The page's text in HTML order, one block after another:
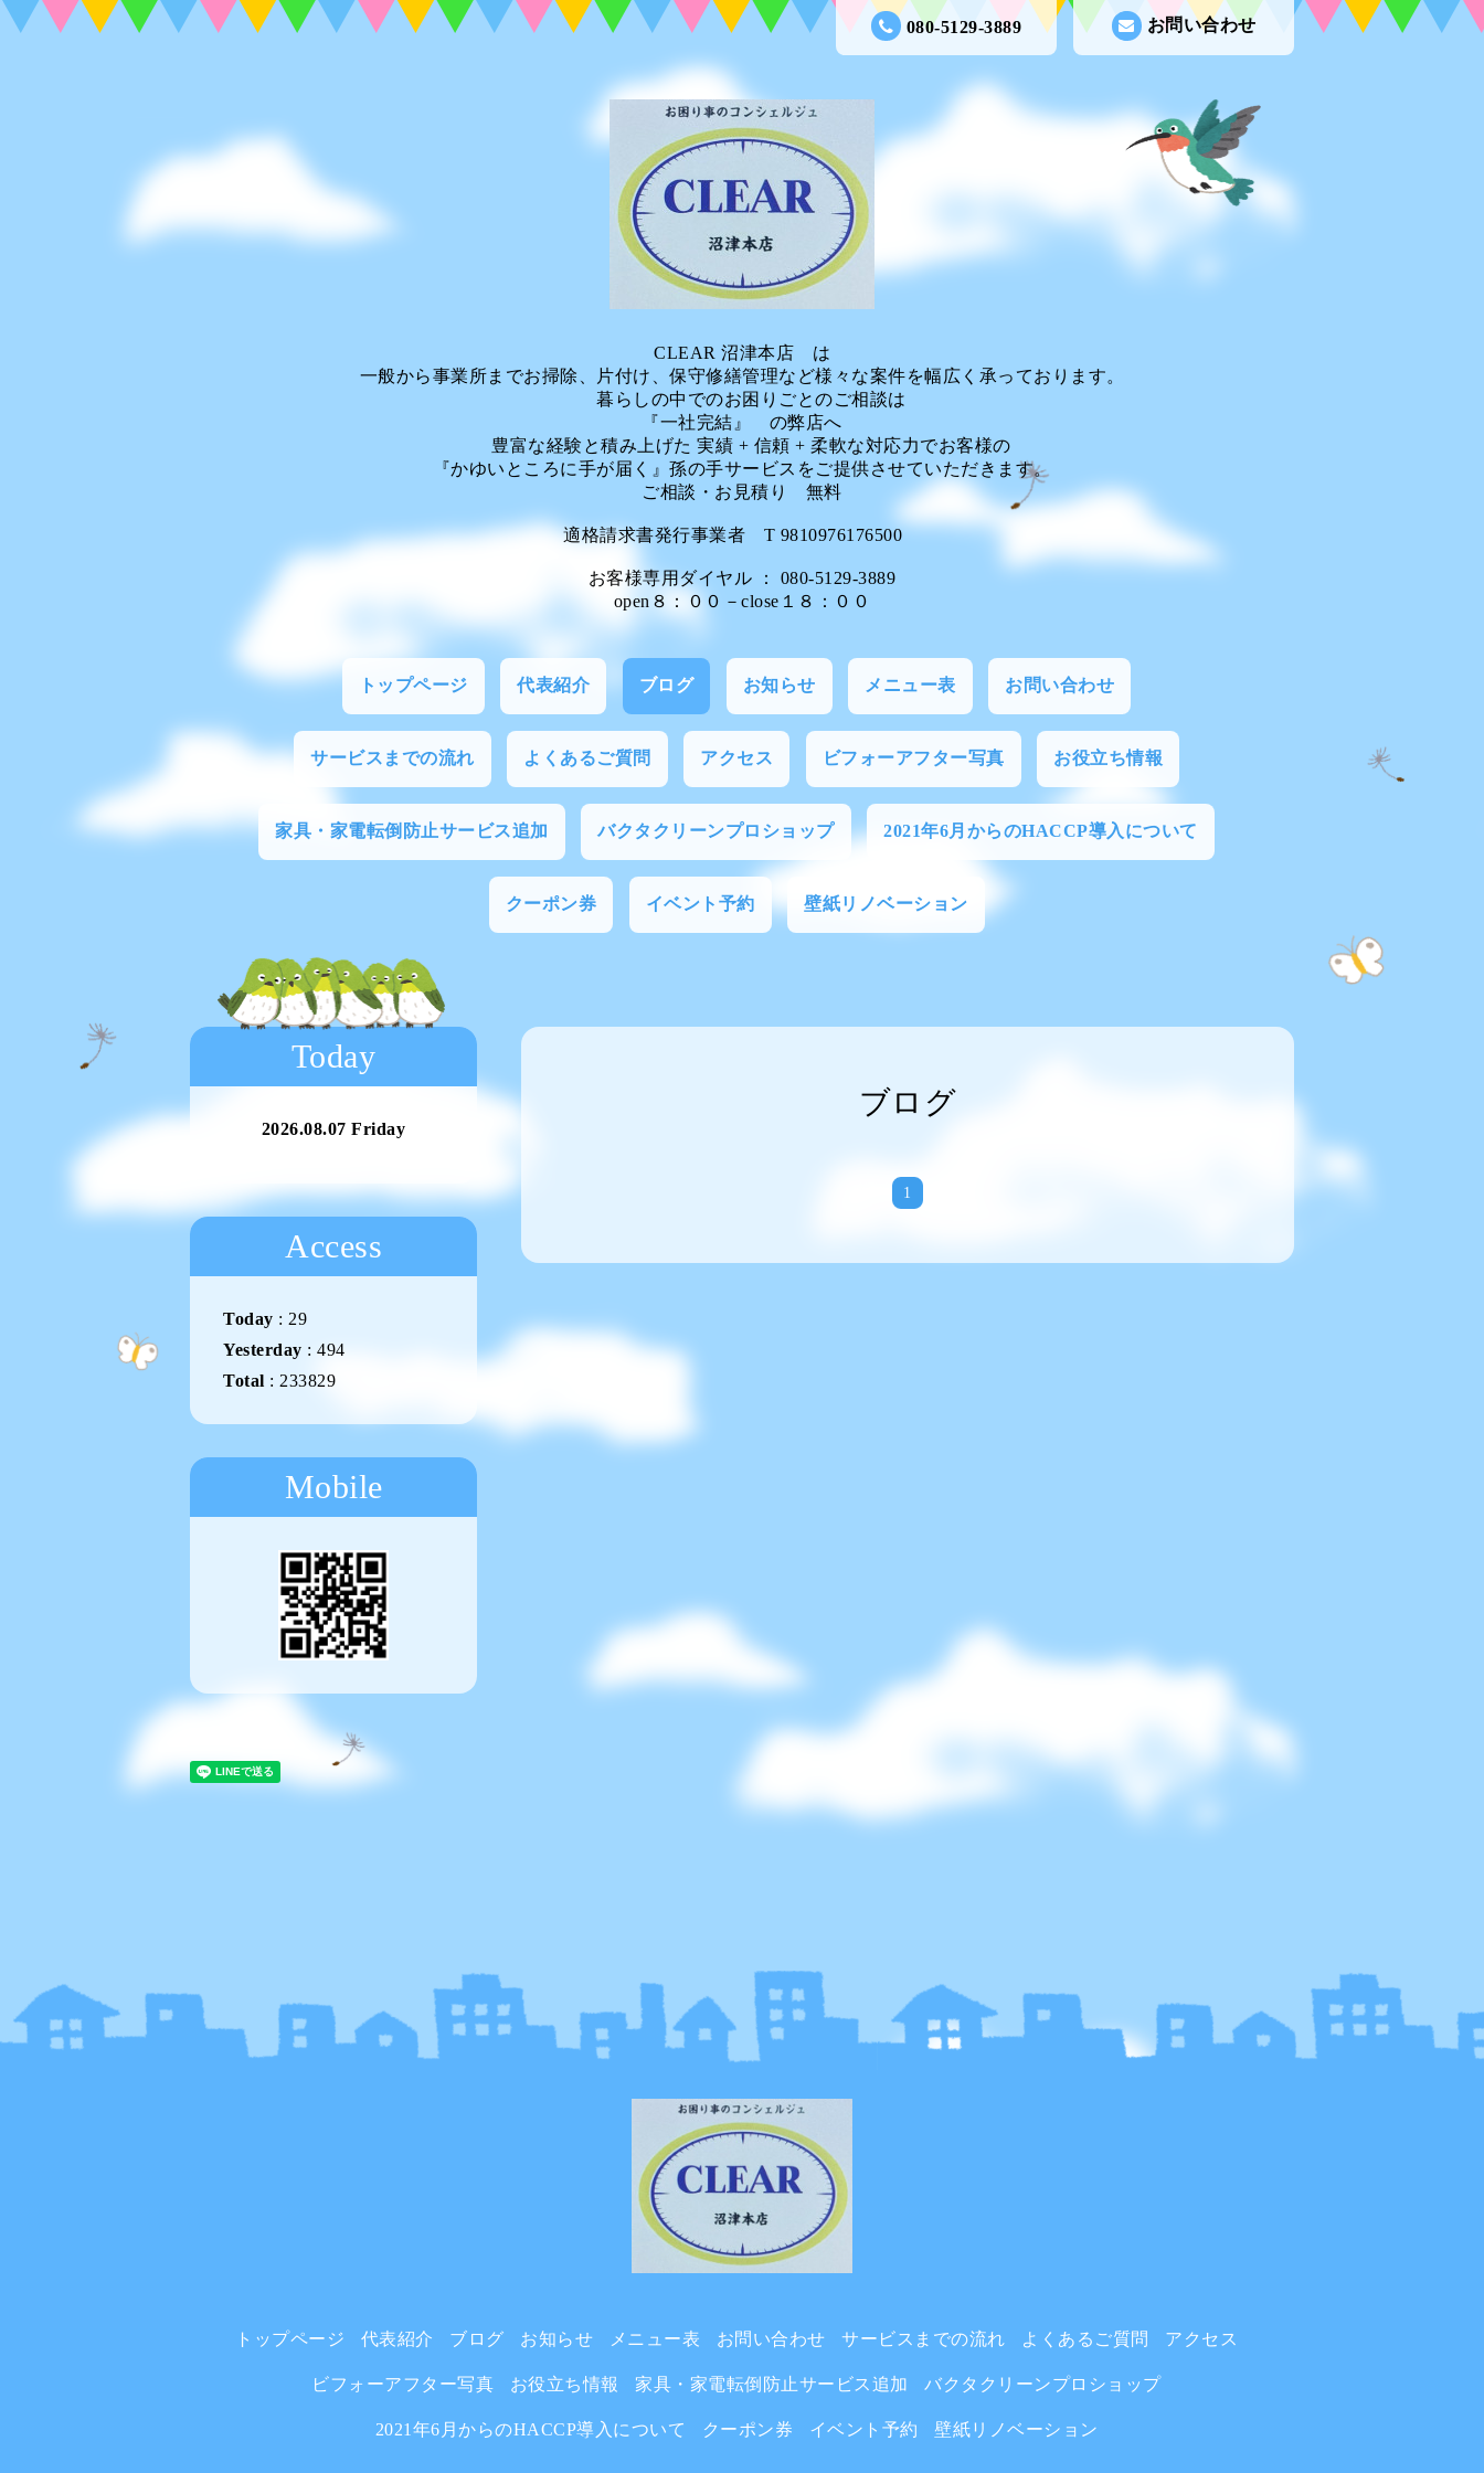
お問い合わせ
080-5129-3889
CLEAR 沼津本店 は
一般から事業所までお掃除、片付け、保守修繕管理など様々な案件を幅広く承っております。
暮らしの中でのお困りごとのご相談は
『一社完結』 の弊店へ
豊富な経験と積み上げた 実績 + 信頼 + 柔軟な対応力でお客様の
『かゆいところに手が届く』孫の手サービスをご提供させていただきます。
ご相談・お見積り 無料
適格請求書発行事業者 T 9810976176500
お客様専用ダイヤル ： 080-5129-3889
open８：００－close１８：００
トップページ 代表紹介 ブログ お知らせ メニュー表 お問い合わせ
サービスまでの流れ よくあるご質問 アクセス ビフォーアフター写真 お役立ち情報
家具・家電転倒防止サービス追加 バクタクリーンプロショップ 2021年6月からのHACCP導入について
クーポン券 イベント予約 壁紙リノベーション
ブログ
1
Today
2026.08.07 Friday
Access
Today : 29
Yesterday : 494
Total : 233829
Mobile
トップページ 代表紹介 ブログ お知らせ メニュー表 お問い合わせ サービスまでの流れ よくあるご質問 アクセス
ビフォーアフター写真 お役立ち情報 家具・家電転倒防止サービス追加 バクタクリーンプロショップ
2021年6月からのHACCP導入について クーポン券 イベント予約 壁紙リノベーション